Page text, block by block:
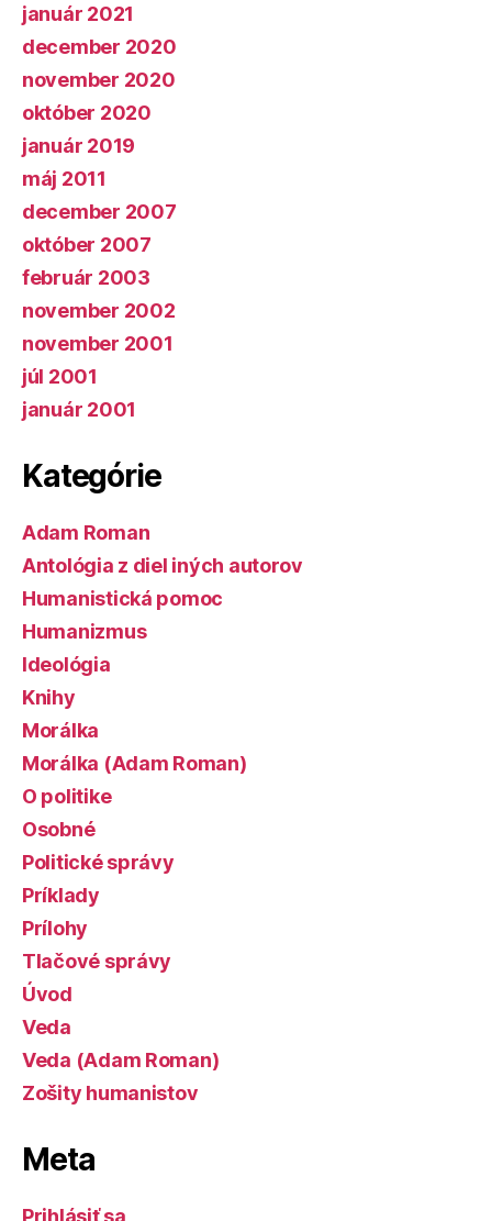
január 2021
december 2020
november 2020
október 2020
január 2019
máj 2011
december 2007
október 2007
február 2003
november 2002
november 2001
júl 2001
január 2001
Kategórie
Adam Roman
Antológia z diel iných autorov
Humanistická pomoc
Humanizmus
Ideológia
Knihy
Morálka
Morálka (Adam Roman)
O politike
Osobné
Politické správy
Príklady
Prílohy
Tlačové správy
Úvod
Veda
Veda (Adam Roman)
Zošity humanistov
Meta
Prihlásiť sa